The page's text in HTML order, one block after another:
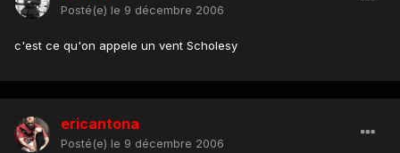
Posté(e) le 9 décembre 2006
c'est ce qu'on appele un vent Scholesy
ericantona
Posté(e) le 9 décembre 2006